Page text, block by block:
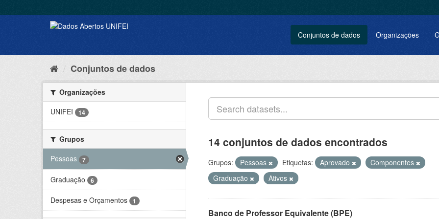
Conjuntos de dados Organizações
Conjuntos de dados
Organizações
UNIFEI
14
Grupos
Pessoas
7
Graduação 6
Despesas e Orçamentos 1
14 conjuntos de dados encontrados
Grupos: Pessoas Etiquetas: Aprovado
Componentes
Graduação
Ativos
Banco de Professor Equivalente (BPE)